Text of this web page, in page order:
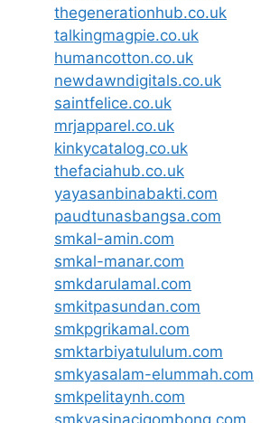
thegenerationhub.co.uk
talkingmagpie.co.uk
humancotton.co.uk
newdawndigitals.co.uk
saintfelice.co.uk
mrjapparel.co.uk
kinkycatalog.co.uk
thefaciahub.co.uk
yayasanbinabakti.com
paudtunasbangsa.com
smkal-amin.com
smkal-manar.com
smkdarulamal.com
smkitpasundan.com
smkpgrikamal.com
smktarbiyatululum.com
smkyasalam-elummah.com
smkpelitaynh.com
smkyasinacigombong.com